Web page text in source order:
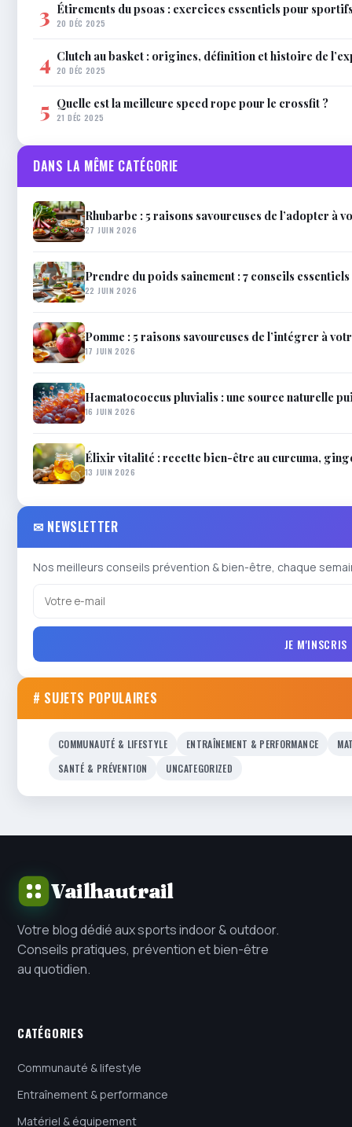
3 Étirements du psoas : exercices essentiels pour
20 DÉC 2025
4 Clutch au basket : origines, définition et histoire de
20 DÉC 2025
5 Quelle est la meilleure speed rope pour le crossfit ?
21 DÉC 2025
DANS LA MÊME CATÉGORIE
Rhubarbe : 5 raisons savoureuses de l’adopter à
27 JUIN 2026
Prendre du poids sainement : 7 conseils
22 JUIN 2026
Pomme : 5 raisons savoureuses de l’intégrer à
17 JUIN 2026
Haematococcus pluvialis : une source naturelle
16 JUIN 2026
Élixir vitalité : recette bien-être au curcuma,
13 JUIN 2026
✉ NEWSLETTER
Nos meilleurs conseils prévention & bien-être, chaque
JE M'INSCRIS
# SUJETS POPULAIRES
COMMUNAUTÉ & LIFESTYLE ENTRAÎNEMENT & PERFORMANCE
SANTÉ & PRÉVENTION
UNCATEGORIZED
Vailhautrail
Votre blog dédié aux sports indoor & outdoor.
Conseils pratiques, prévention et bien-être
au quotidien.
CATÉGORIES
Communauté & lifestyle
Entraînement & performance
Matériel & équipement